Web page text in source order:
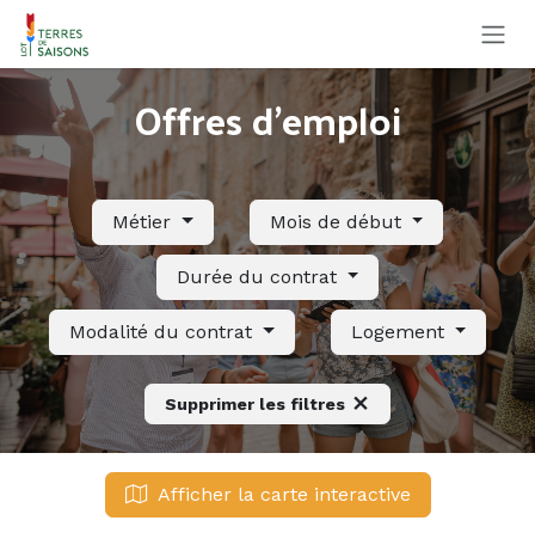
Se rendre au contenu
Offres d'emploi
Métier Mois de début
Durée du contrat
Modalité du contrat Logement
Supprimer les filtres
Afficher la carte interactive